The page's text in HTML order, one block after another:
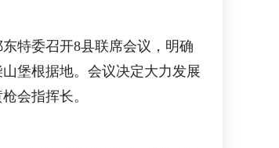
特委召开8县联席会议，明确
堡根据地。会议决定大力发展
会指挥长。